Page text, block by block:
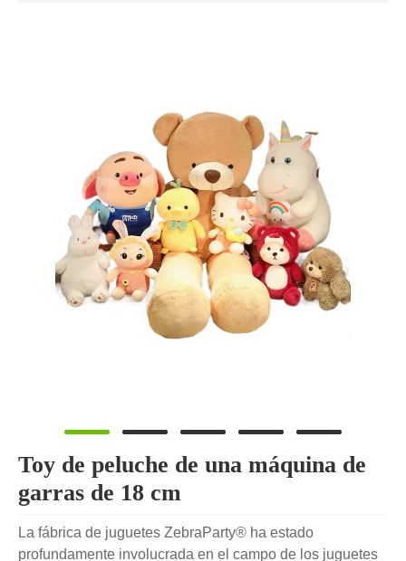
Toy de peluche de una máquina de
garras de 18 cm
La fábrica de juguetes ZebraParty® ha estado
profundamente involucrada en el campo de los juguetes